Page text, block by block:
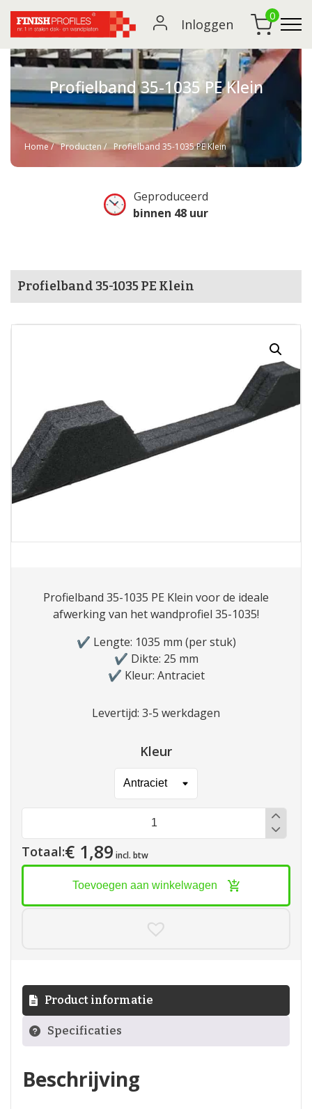
Inloggen
0
Profielband 35-1035 PE Klein
Home Producten Profielband 35-1035 PE Klein
Geproduceerd
binnen 48 uur
Profielband 35-1035 PE Klein
Profielband 35-1035 PE Klein voor de ideale
afwerking van het wandprofiel 35-1035!
✔️ Lengte: 1035 mm (per stuk)
✔️ Dikte: 25 mm
✔️ Kleur: Antraciet
Levertijd: 3-5 werkdagen
Kleur
35
Totaal:€ 1,89 incl. btw
Toevoegen aan winkelwagen
Product informatie
Specificaties
Beschrijving